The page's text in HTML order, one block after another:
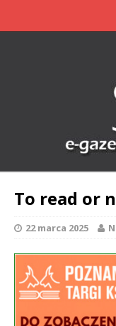
To read or
22 marca 2025